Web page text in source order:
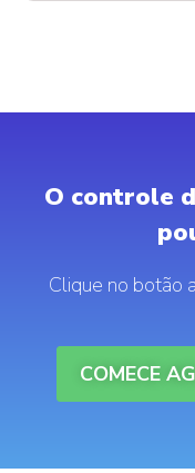
O controle
Clique no botão
COMECE